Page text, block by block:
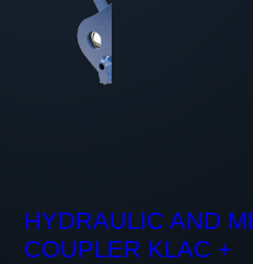
HYDRAULIC AND
COUPLER KLAC +